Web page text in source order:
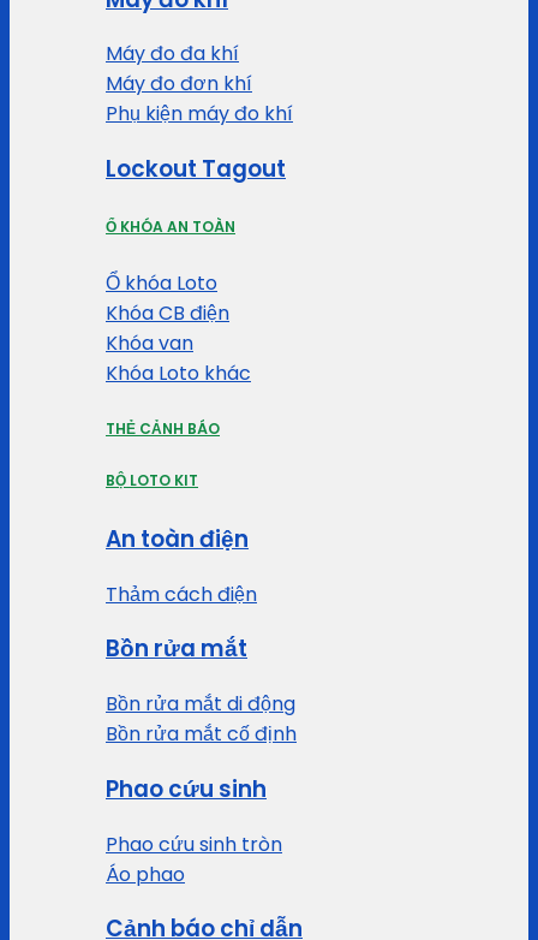
Máy đo đa khí
Máy đo đơn khí
Phụ kiện máy đo khí
Lockout Tagout
Ổ KHÓA AN TOÀN
Ổ khóa Loto
Khóa CB điện
Khóa van
Khóa Loto khác
THẺ CẢNH BÁO
BỘ LOTO KIT
An toàn điện
Thảm cách điện
Bồn rửa mắt
Bồn rửa mắt di động
Bồn rửa mắt cố định
Phao cứu sinh
Phao cứu sinh tròn
Áo phao
Cảnh báo chỉ dẫn